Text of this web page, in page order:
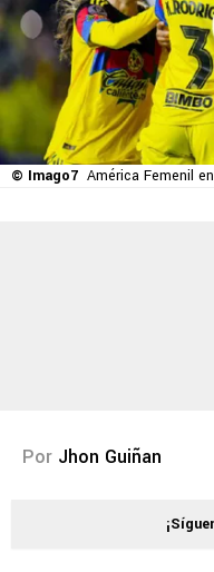
© Imago7 América Femenil
Por Jhon Guiñan